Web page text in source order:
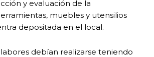
y evaluación de la
muebles y utensilios
depositada en el local.
debían realizarse teniendo